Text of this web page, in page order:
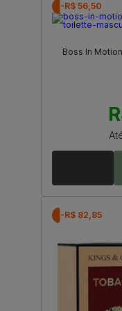
-R$ 56,50
Boss In
-R$ 82,85